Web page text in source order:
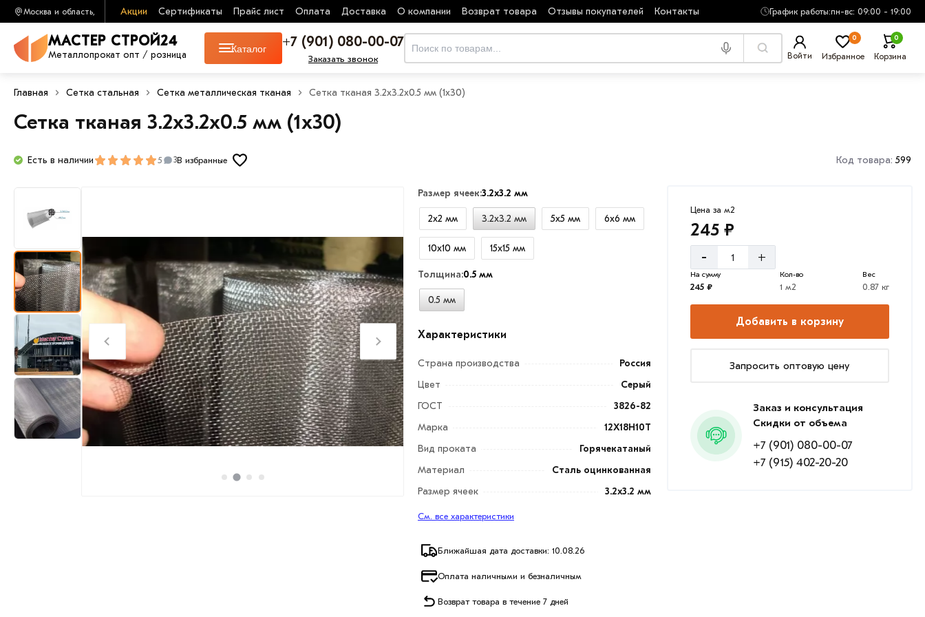
Москва и область, Акции Сертификаты Прайс лист Оплата Доставка О компании Возврат товара Отзывы покупателей Контакты График работы:пн-вс: 09:00 - 19:00
МАСТЕР СТРОЙ24
Металлопрокат опт / розница Каталог +7 (901) 080-00-07
Заказать звонок Войти Избранное
0
Корзина
0
Главная Сетка стальная Сетка металлическая тканая Сетка тканая 3.2х3.2х0.5 мм (1х30)
Сетка тканая 3.2х3.2х0.5 мм (1х30)
Есть в наличии 5 3В избранные Код товара: 599
Размер ячеек:3.2х3.2 мм
2х2 мм 3.2х3.2 мм 5х5 мм 6х6 мм
10х10 мм 15х15 мм
Толщина:0.5 мм
0.5 мм
Характеристики
Страна производства
Россия
Цвет
Серый
ГОСТ
3826-82
Марка
12Х18Н10Т
Вид проката
Горячекатаный
Материал
Сталь оцинкованная
Размер ячеек
3.2х3.2 мм
См. все характеристики
Ближайшая дата доставки: 10.08.26
Оплата наличными и безналичным
Возврат товара в течение 7 дней
Цена за м2
245 ₽
- +
На сумму
245 ₽
Кол-во
1 м2
Вес
0.87 кг
Добавить в корзину
Запросить оптовую цену
Заказ и консультация
Скидки от объема
+7 (901) 080-00-07
+7 (915) 402-20-20